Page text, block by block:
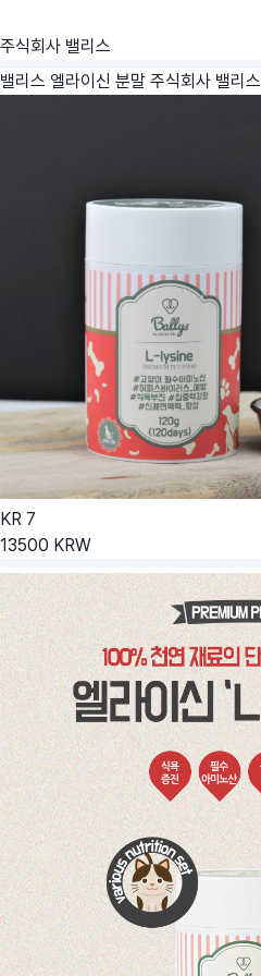
주식회사 밸리스
밸리스 엘라이신 분말 주식회사 밸리스
KR 7
13500 KRW